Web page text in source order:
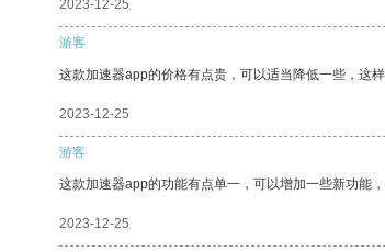
2023-12-25
游客
这款加速器app的价格有点贵，可以适当降低一些，这样
2023-12-25
游客
这款加速器app的功能有点单一，可以增加一些新功能
2023-12-25